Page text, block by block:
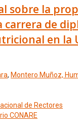
sobre la
carrera de
en la
, Montero Muñoz,
de Rectores
CONARE